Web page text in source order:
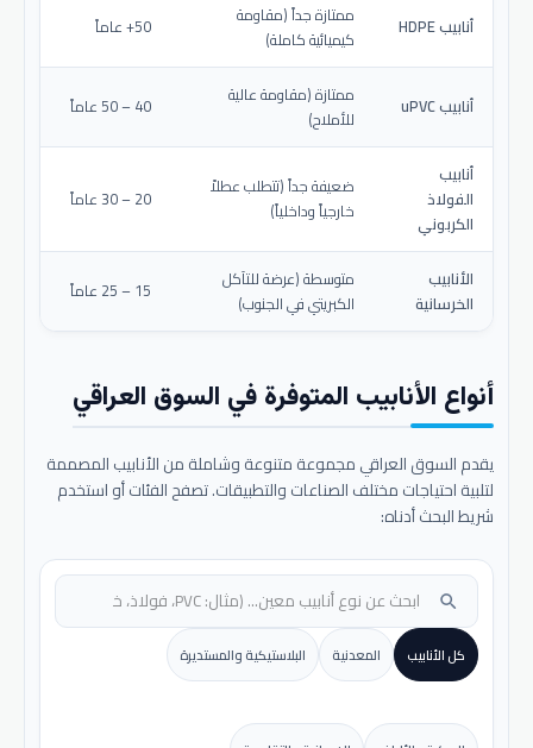
أنابيب HDPE
ممتازة جداً (مقاومة
كيميائية كاملة)
50+ عاماً
أنابيب uPVC
ممتازة (مقاومة عالية
للأملاح)
40 – 50 عاماً
أنابيب
الفولاذ
الكربوني
ضعيفة جداً (تتطلب عطلاً
خارجياً وداخلياً)
20 – 30 عاماً
الأنابيب
الخرسانية
متوسطة (عرضة للتآكل
الكبريتي في الجنوب)
15 – 25 عاماً
أنواع الأنابيب المتوفرة في السوق العراقي
يقدم السوق العراقي مجموعة متنوعة وشاملة من الأنابيب المصممة
لتلبية احتياجات مختلف الصناعات والتطبيقات. تصفح الفئات أو استخدم
شريط البحث أدناه:
search
كل الأنابيب المعدنية البلاستيكية والمستديرة